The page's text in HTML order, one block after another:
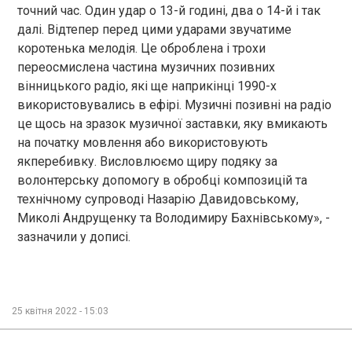
точний час. Один удар о 13-й годині, два о 14-й і так
далі. Відтепер перед цими ударами звучатиме
коротенька мелодія. Це оброблена і трохи
переосмислена частина музичних позивних
вінницького радіо, які ще наприкінці 1990-х
використовувались в ефірі. Музичні позивні на радіо
це щось на зразок музичної заставки, яку вмикають
на початку мовлення або використовують
якперебивку. Висловлюємо щиру подяку за
волонтерську допомогу в обробці композицій та
технічному супроводі Назарію Давидовському,
Миколі Андрущенку та Володимиру Бахнівському», -
зазначили у дописі.
25 квітня 2022 - 15:03